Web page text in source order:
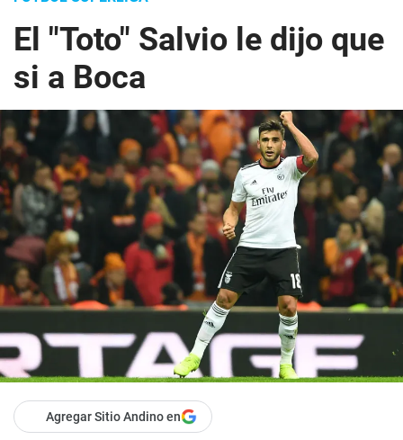
El "Toto" Salvio le dijo que
si a Boca
Agregar Sitio Andino en